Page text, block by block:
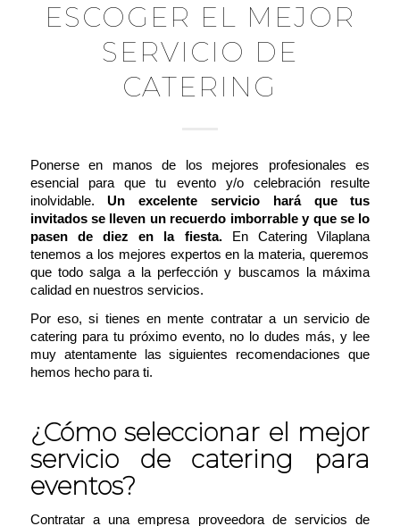
ESCOGER EL MEJOR
SERVICIO DE
CATERING
Ponerse en manos de los mejores profesionales es
esencial para que tu evento y/o celebración resulte
inolvidable.Un
excelente servicio hará que tus
invitados se lleven un recuerdo imborrable y que se lo
pasen de diez en la fiesta. EnCatering Vilaplana
tenemos a los mejores expertos en la materia, queremos
que todo salga a la perfección y buscamos la máxima
calidad en nuestros servicios.
Por eso, si tienes en mente contratar a un servicio de
catering para tu próximo evento, no lo dudes más, y lee
muy atentamente las siguientes recomendaciones que
hemos hecho para ti.
¿Cómo seleccionar el mejor
servicio de catering para
eventos?
Contratar a una empresa proveedora de servicios de